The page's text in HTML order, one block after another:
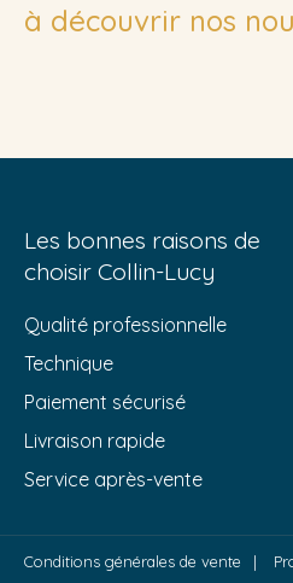
à découvrir nos
Les bonnes raisons de
choisir Collin-Lucy
Qualité professionnelle
Technique
Paiement sécurisé
Livraison rapide
Service après-vente
Conditions générales de vente